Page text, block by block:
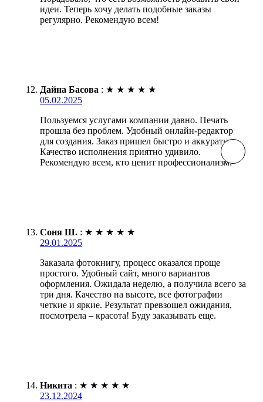
идеи. Теперь хочу делать подобные заказы
регулярно. Рекомендую всем!
Дайна Басова : ★ ★ ★ ★ ★
05.02.2025
Пользуемся услугами компании давно. Печать
прошла без проблем. Удобный онлайн-редактор
для создания. Заказ пришел быстро и аккуратно.
Качество исполнения приятно удивило.
Рекомендую всем, кто ценит профессионализм.
Соня Ш. : ★ ★ ★ ★ ★
29.01.2025
Заказала фотокнигу, процесс оказался проще
простого. Удобный сайт, много вариантов
оформления. Ожидала неделю, а получила всего за
три дня. Качество на высоте, все фотографии
четкие и яркие. Результат превзошел ожидания,
посмотрела – красота! Буду заказывать еще.
Никита : ★ ★ ★ ★ ★
23.12.2024